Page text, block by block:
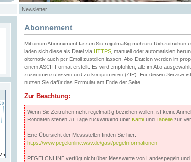
Newsletter
Abonnement
Mit einem Abonnement fassen Sie regelmäßig mehrere Rohzeitreihen
laden sich diese als Datei via HTTPS , manuell oder automatisiert
alternativ auch per Email zustellen lassen. Abo-Dateien werden im
einem ASCII-Format erstellt. Es wird empfohlen, alle im Abo
zusammenzufassen und zu komprimieren (ZIP). Für diesen Service
nutzen Sie dafür das Formular am Ende der Seite.
Zur Beachtung:
Wenn Sie Zeitreihen nicht regelmäßig beziehen wollen, ist keine
Rohdaten stehen 31 Tage rückwirkend über Karte und Tabelle zur
Eine Übersicht der Messstellen finden Sie hier:
https://www.pegelonline.wsv.de/gast/pegelinformationen
PEGELONLINE verfügt nicht über Messwerte von Landespegeln und